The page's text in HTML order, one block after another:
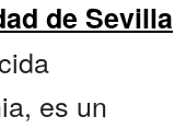
de Sevilla
es un